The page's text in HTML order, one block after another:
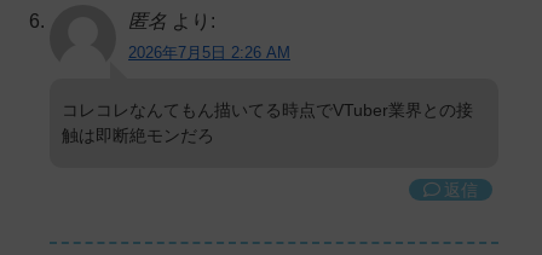
匿名 より:
2026年7月5日 2:26 AM
コレコレなんてもん描いてる時点でVTuber業界との接
触は即断絶モンだろ
返信